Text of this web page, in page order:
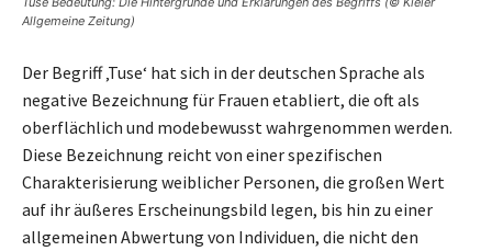
Allgemeine Zeitung)
Der Begriff ‚Tuse‘ hat sich in der deutschen Sprache als
negative Bezeichnung für Frauen etabliert, die oft als
oberflächlich und modebewusst wahrgenommen werden.
Diese Bezeichnung reicht von einer spezifischen
Charakterisierung weiblicher Personen, die großen Wert
auf ihr äußeres Erscheinungsbild legen, bis hin zu einer
allgemeinen Abwertung von Individuen, die nicht den